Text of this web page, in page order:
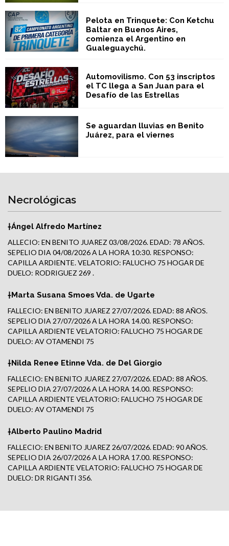
Pelota en Trinquete: Con Ketchu
Baltar en Buenos Aires,
comienza el Argentino en
Gualeguaychú.
Automovilismo. Con 53 inscriptos
el TC llega a San Juan para el
Desafío de las Estrellas
Se aguardan lluvias en Benito
Juárez, para el viernes
Necrológicas
†Ángel Alfredo Martínez
ALLECIO: EN BENITO JUAREZ 03/08/2026. EDAD: 78 AÑOS.
SEPELIO DIA 04/08/2026 A LA HORA 10:30. RESPONSO:
CAPILLA ARDIENTE. VELATORIO: FALUCHO 75 HOGAR DE
DUELO: RODRIGUEZ 269 .
†Marta Susana Smoes Vda. de Ugarte
FALLECIO: EN BENITO JUAREZ 27/07/2026. EDAD: 88 AÑOS.
SEPELIO DIA 27/07/2026 A LA HORA 14.00. RESPONSO:
CAPILLA ARDIENTE VELATORIO: FALUCHO 75 HOGAR DE
DUELO: AV OTAMENDI 75
†Nilda Renee Etinne Vda. de Del Giorgio
FALLECIO: EN BENITO JUAREZ 27/07/2026. EDAD: 88 AÑOS.
SEPELIO DIA 27/07/2026 A LA HORA 14.00. RESPONSO:
CAPILLA ARDIENTE VELATORIO: FALUCHO 75 HOGAR DE
DUELO: AV OTAMENDI 75
†Alberto Paulino Madrid
FALLECIO: EN BENITO JUAREZ 26/07/2026. EDAD: 90 AÑOS.
SEPELIO DIA 26/07/2026 A LA HORA 17.00. RESPONSO:
CAPILLA ARDIENTE VELATORIO: FALUCHO 75 HOGAR DE
DUELO: DR RIGANTI 356.